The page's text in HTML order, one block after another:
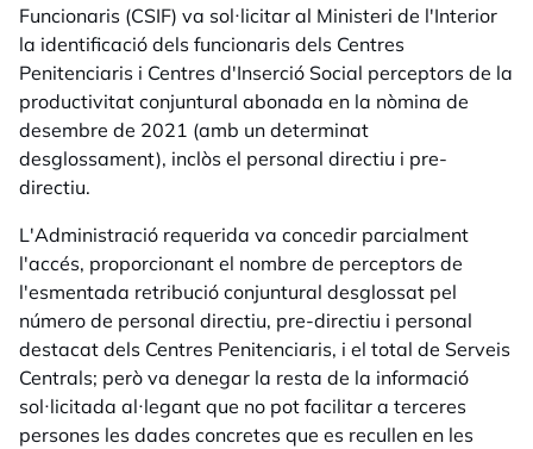
Funcionaris (CSIF) va sol·licitar al Ministeri de l'Interior
la identificació dels funcionaris dels Centres
Penitenciaris i Centres d'Inserció Social perceptors de la
productivitat conjuntural abonada en la nòmina de
desembre de 2021 (amb un determinat
desglossament), inclòs el personal directiu i pre-
directiu.
L'Administració requerida va concedir parcialment
l'accés, proporcionant el nombre de perceptors de
l'esmentada retribució conjuntural desglossat pel
número de personal directiu, pre-directiu i personal
destacat dels Centres Penitenciaris, i el total de Serveis
Centrals; però va denegar la resta de la informació
sol·licitada al·legant que no pot facilitar a terceres
persones les dades concretes que es recullen en les